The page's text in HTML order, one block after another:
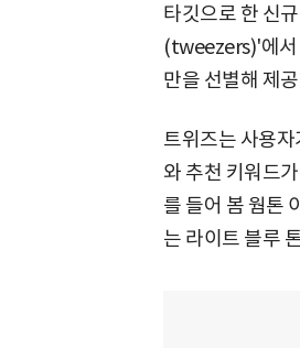
타깃으로 한 신
(tweezers)'에서
만을 선별해 제
트위즈는 사용
와 추천 키워드
를 들어 봄 웜톤
는 라이트 블루